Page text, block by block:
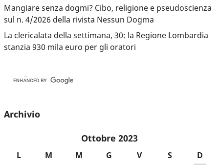
Mangiare senza dogmi? Cibo, religione e pseudoscienza
sul n. 4/2026 della rivista Nessun Dogma
La clericalata della settimana, 30: la Regione Lombardia
stanzia 930 mila euro per gli oratori
Archivio
Ottobre 2023
L M M G V S
D